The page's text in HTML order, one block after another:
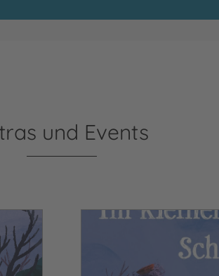
und Events
Video abspielen